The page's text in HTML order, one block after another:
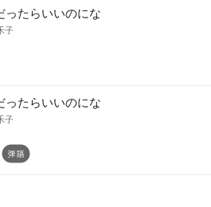
ったらいいのにな
子
ったらいいのにな
子